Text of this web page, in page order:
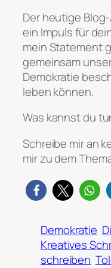
Der heutige
ein Impuls für
mein Statement
gemeinsam
Demokratie
leben können.
Was kannst du
Schreibe mir an
mir zu dem
Demokratie
Kreatives
schreiben